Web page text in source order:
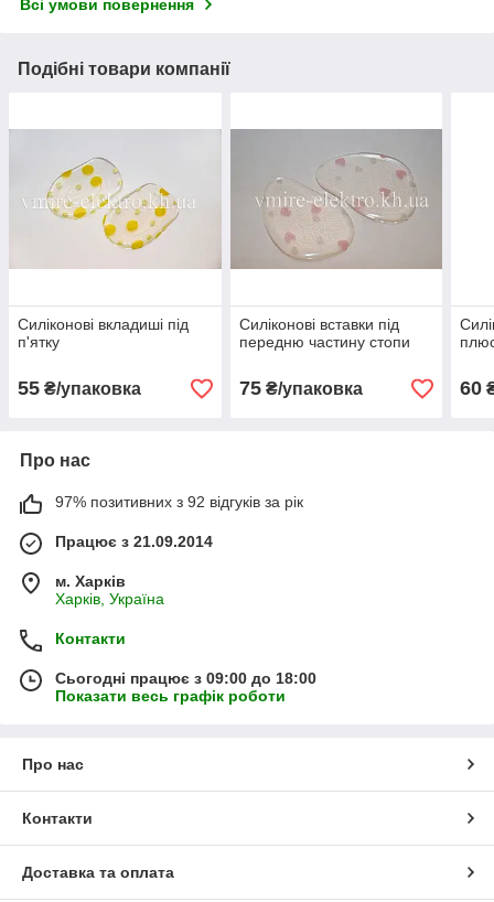
Всі умови повернення
Подібні товари компанії
Силіконові вкладиші під
п'ятку
55 ₴/упаковка
Силіконові вставки під
передню частину стопи
75₴/упаковка 60
Про нас
97% позитивних з 92 відгуків за рік
Працює з 21.09.2014
м. Харків
Харків, Україна
Контакти
Сьогодні працює з 09:00 до 18:00
Показати весь графік роботи
Про нас
Контакти
Доставка та оплата